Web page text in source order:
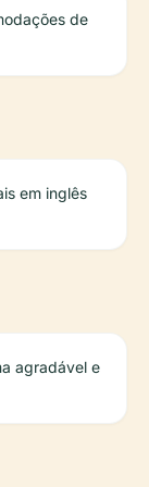
de
em inglês
agradável e